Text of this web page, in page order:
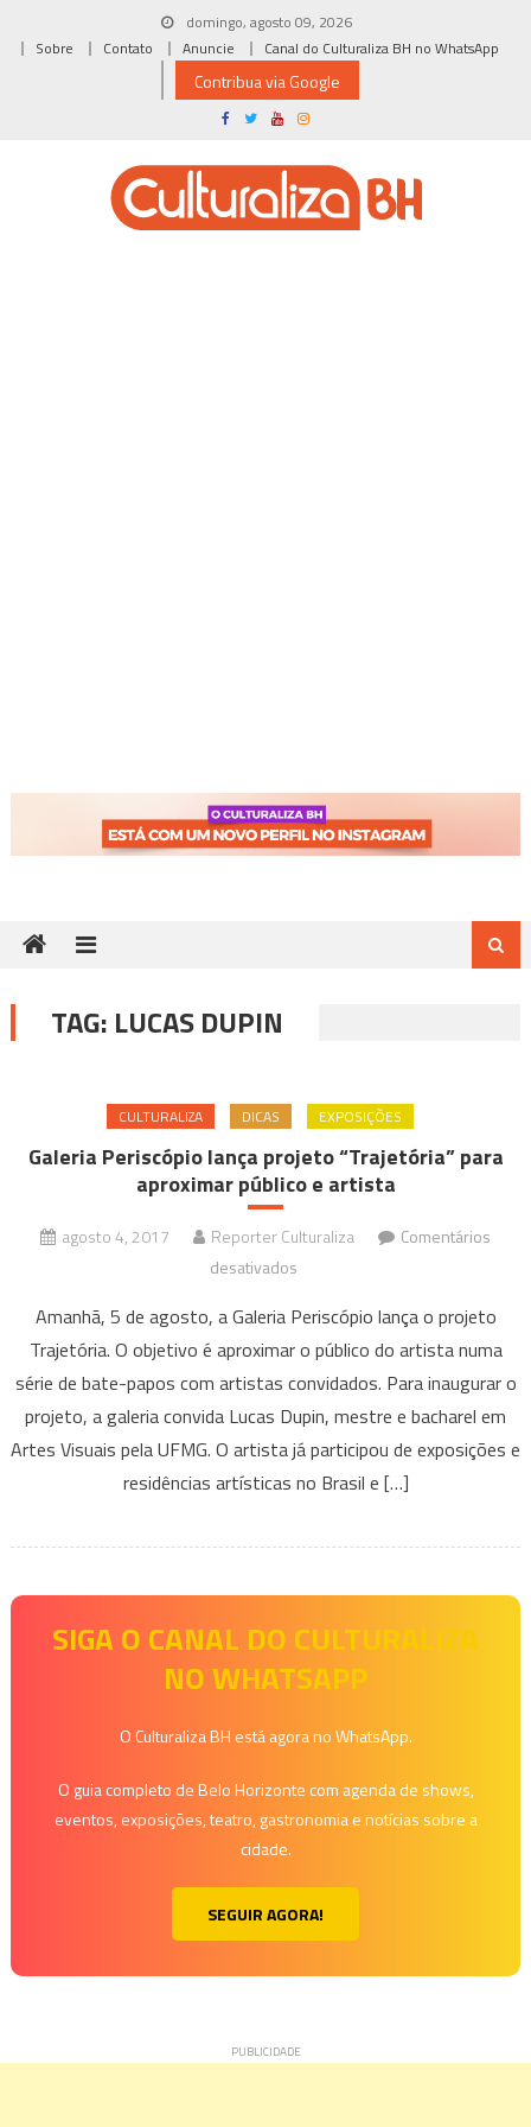
domingo, agosto 09, 2026
Sobre
Contato Anuncie Canal do Culturaliza BH no WhatsApp
Contribua via Google
TAG: LUCAS DUPIN
CULTURALIZA DICAS EXPOSIÇÕES
Galeria Periscópio lança projeto “Trajetória” para
aproximar público e artista
agosto 4, 2017 Reporter Culturaliza
Comentários
desativados
Periscópio
lança
projeto
“Trajetória”
para
aproximar
Amanhã, 5 de agosto, a Galeria Periscópio lança o projeto
Trajetória. O objetivo é aproximar o público do artista numa
série de bate-papos com artistas convidados. Para inaugurar o
projeto, a galeria convida Lucas Dupin, mestre e bacharel em
Artes Visuais pela UFMG. O artista já participou de exposições e
residências artísticas no Brasil e […]
SIGA O CANAL DO CULTURALIZA
NO WHATSAPP
O Culturaliza BH está agora no WhatsApp.
O guia completo de Belo Horizonte com agenda de shows,
eventos, exposições, teatro, gastronomia e notícias sobre a
cidade.
SEGUIR AGORA!